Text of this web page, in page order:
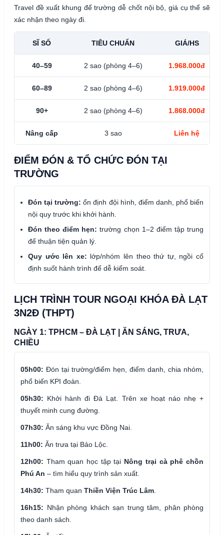
Travel đề xuất khung để trường dễ chốt nội bộ, giá cụ thể sẽ
xác nhận theo ngày đi.
SĨ SỐ TIÊU CHUẨN GIÁ/HS
40–59 2 sao (phòng 4–6) 1.968.000đ
60–89 2 sao (phòng 4–6) 1.919.000đ
90+ 2 sao (phòng 4–6) 1.868.000đ
Nâng cấp 3 sao Liên hệ
ĐIỂM ĐÓN & TỔ CHỨC ĐÓN TẠI
TRƯỜNG
Đón tại trường: ổn định đội hình, điểm danh, phổ biến
nội quy trước khi khởi hành.
Đón theo điểm hẹn: trường chọn 1–2 điểm tập trung
để thuận tiện quản lý.
Quy ước lên xe: lớp/nhóm lên theo thứ tự, ngồi cố
định suốt hành trình để dễ kiểm soát.
LỊCH TRÌNH TOUR NGOẠI KHÓA ĐÀ LẠT
3N2Đ (THPT)
NGÀY 1: TPHCM – ĐÀ LẠT | ĂN SÁNG, TRƯA,
CHIỀU
05h00: Đón tại trường/điểm hẹn, điểm danh, chia nhóm,
phổ biến KPI đoàn.
05h30: Khởi hành đi Đà Lạt. Trên xe hoạt náo nhẹ +
thuyết minh cung đường.
07h30: Ăn sáng khu vực Đồng Nai.
11h00: Ăn trưa tại Bảo Lộc.
12h00: Tham quan học tập tại Nông trại cà phê chồn
Phú An – tìm hiểu quy trình sản xuất.
14h30: Tham quan Thiền Viện Trúc Lâm
16h15: Nhận phòng khách sạn trung tâm, phân phòng
theo danh sách.